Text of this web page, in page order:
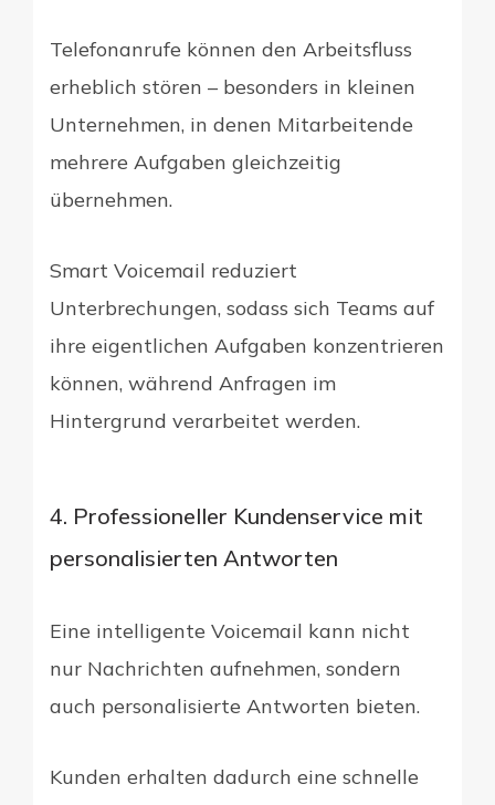
Telefonanrufe können den Arbeitsfluss
erheblich stören – besonders in kleinen
Unternehmen, in denen Mitarbeitende
mehrere Aufgaben gleichzeitig
übernehmen.
Smart Voicemail reduziert
Unterbrechungen, sodass sich Teams auf
ihre eigentlichen Aufgaben konzentrieren
können, während Anfragen im
Hintergrund verarbeitet werden.
4. Professioneller Kundenservice mit
personalisierten Antworten
Eine intelligente Voicemail kann nicht
nur Nachrichten aufnehmen, sondern
auch personalisierte Antworten bieten.
Kunden erhalten dadurch eine schnelle